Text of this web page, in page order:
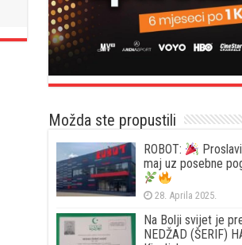
Možda ste propustili
ROBOT:
maj uz posebne
28. Aprila 2025.
Na Bolji svijet je
NEDŽAD (ŠERIF)